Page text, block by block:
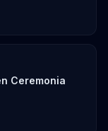
Ceremonia